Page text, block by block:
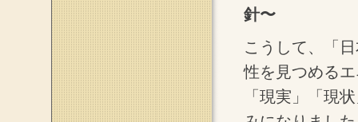
針〜
こうして、「
性を見つめる
「現実」「現